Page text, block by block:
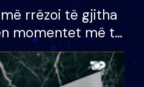
rrëzoi të gjitha
momentet më të
e BB VIP: Do më
kur…